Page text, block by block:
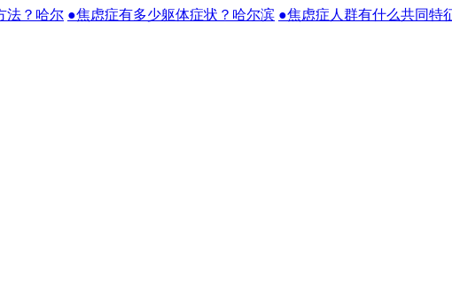
法？哈尔 ●焦虑症有多少躯体症状？哈尔滨 ●焦虑症人群有什么共同特